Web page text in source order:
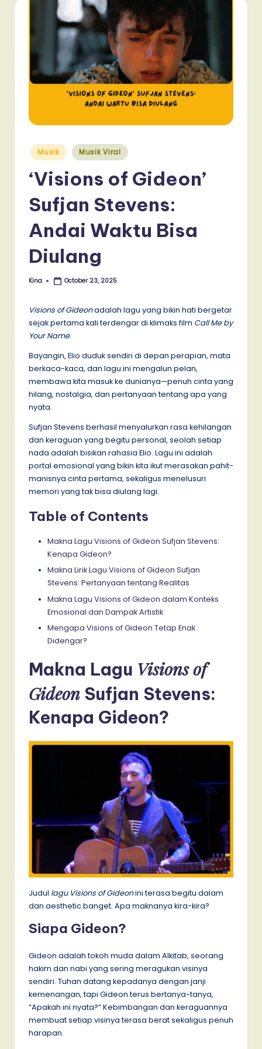
Posted
in
Musik Musik Viral
‘Visions of Gideon’
Sufjan Stevens:
Andai Waktu Bisa
Diulang
Posted
Kina October 23, 2025
Visions of Gideonadalah lagu yang bikin hati bergetar
sejak pertama kali terdengar di klimaks film Call Me by
Your Name.
Bayangin, Elio duduk sendiri di depan perapian, mata
berkaca-kaca, dan lagu ini mengalun pelan,
membawa kita masuk ke dunianya—penuh cinta yang
hilang, nostalgia, dan pertanyaan tentang apa yang
nyata.
Sufjan Stevens berhasil menyalurkan rasa kehilangan
dan keraguan yang begitu personal, seolah setiap
nada adalah bisikan rahasia Elio. Lagu ini adalah
portal emosional yang bikin kita ikut merasakan pahit-
manisnya cinta pertama, sekaligus menelusuri
memori yang tak bisa diulang lagi.
Table of Contents
Makna Lagu Visions of Gideon Sufjan Stevens:
Kenapa Gideon?
Makna Lirik Lagu Visions of Gideon Sufjan
Stevens: Pertanyaan tentang Realitas
Makna Lagu Visions of Gideon dalam Konteks
Emosional dan Dampak Artistik
Mengapa Visions of Gideon Tetap Enak
Didengar?
Makna Lagu Visions of
Gideon Sufjan Stevens:
Kenapa Gideon?
Judul lagu Visions of Gideonini terasa begitu dalam
dan aesthetic banget. Apa maknanya kira-kira?
Siapa Gideon?
Gideon adalah tokoh muda dalam Alkitab, seorang
hakim dan nabi yang sering meragukan visinya
sendiri. Tuhan datang kepadanya dengan janji
kemenangan, tapi Gideon terus bertanya-tanya,
“Apakah ini nyata?” Kebimbangan dan keraguannya
membuat setiap visinya terasa berat sekaligus penuh
harapan.